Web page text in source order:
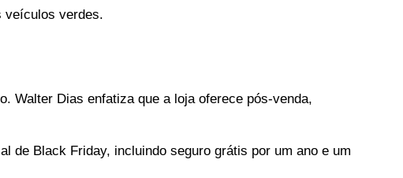
veículos verdes.
Walter Dias enfatiza que a loja oferece pós-venda,
de Black Friday, incluindo seguro grátis por um ano e um